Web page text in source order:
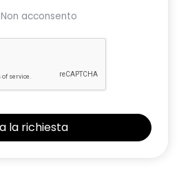
Non acconsento